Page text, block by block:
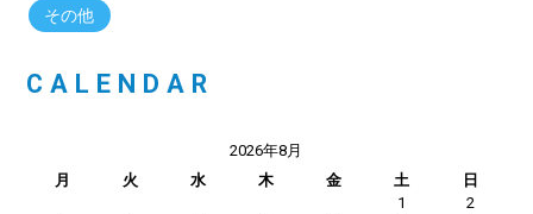
その他
CALENDAR
2026年8月
月
火 水 木 金 土
日
1
2